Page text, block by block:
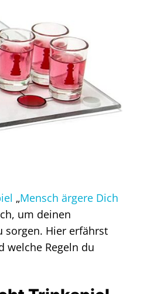
„Mensch ärgere Dich
um deinen
sorgen. Hier erfährst
welche Regeln du